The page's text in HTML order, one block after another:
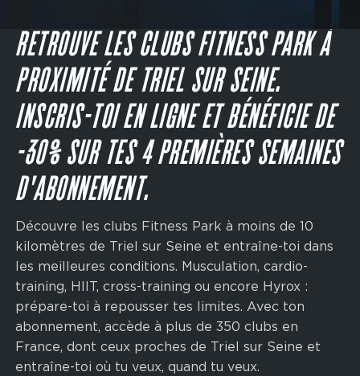
CTA
JE M'INSCRIS
RETROUVE LES CLUBS FITNESS PARK À
PROXIMITÉ DE TRIEL SUR SEINE.
INSCRIS-TOI EN LIGNE ET BÉNÉFICIE DE
-30% SUR TES 4 PREMIÈRES SEMAINES
D'ABONNEMENT.
Découvre les clubs Fitness Park à moins de 10
kilomètres de Triel sur Seine et entraîne-toi dans
les meilleures conditions. Musculation, cardio-
training, HIIT, cross-training ou encore Hyrox :
prépare-toi à repousser tes limites. Avec ton
abonnement, accède à plus de 350 clubs en
France, dont ceux proches de Triel sur Seine et
entraîne-toi où tu veux, quand tu veux.